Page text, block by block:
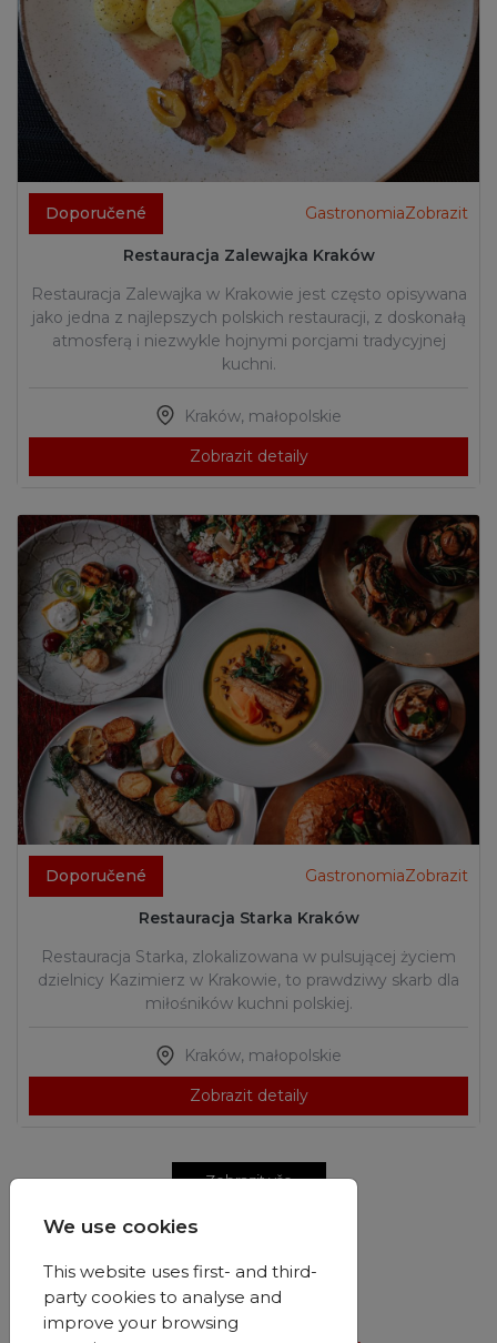
Doporučené GastronomiaZobrazit
Restauracja Zalewajka Kraków
Restauracja Zalewajka w Krakowie jest często opisywana
jako jedna z najlepszych polskich restauracji, z doskonałą
atmosferą i niezwykle hojnymi porcjami tradycyjnej
kuchni.
Kraków, małopolskie
Zobrazit detaily
Doporučené GastronomiaZobrazit
Restauracja Starka Kraków
Restauracja Starka, zlokalizowana w pulsującej życiem
dzielnicy Kazimierz w Krakowie, to prawdziwy skarb dla
miłośników kuchni polskiej.
Kraków, małopolskie
Zobrazit detaily
Zobrazit vše
We use cookies
This website uses first- and third-
party cookies to analyse and
improve your browsing